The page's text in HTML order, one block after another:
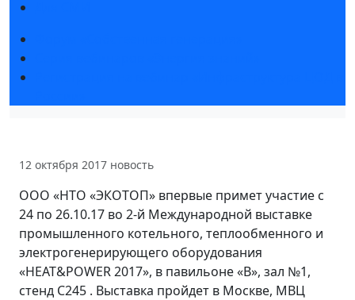
12 октября 2017 новость
ООО «НТО «ЭКОТОП» впервые примет участие с
24 по 26.10.17 во 2-й Международной выставке
промышленного котельного, теплообменного и
электрогенерирующего оборудования
«HEAT&POWER 2017», в павильоне «В», зал №1,
стенд С245 . Выставка пройдет в Москве, МВЦ